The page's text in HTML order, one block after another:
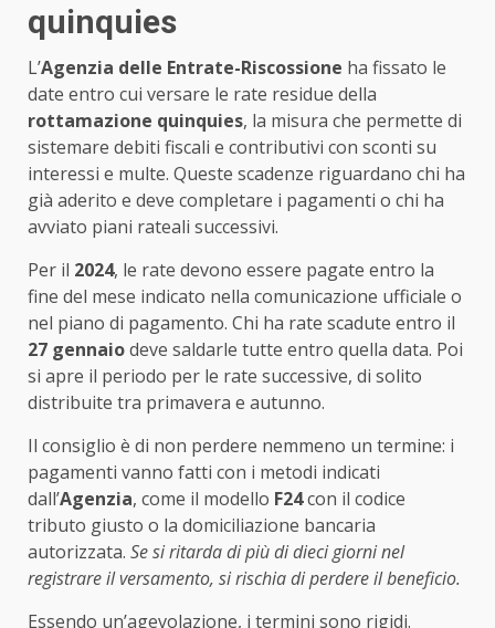
quinquies
L’Agenzia delle Entrate-Riscossione ha fissato le
date entro cui versare le rate residue della
rottamazione quinquies, la misura che permette di
sistemare debiti fiscali e contributivi con sconti su
interessi e multe. Queste scadenze riguardano chi ha
già aderito e deve completare i pagamenti o chi ha
avviato piani rateali successivi.
Per il 2024, le rate devono essere pagate entro la
fine del mese indicato nella comunicazione ufficiale o
nel piano di pagamento. Chi ha rate scadute entro il
27 gennaiodeve saldarle tutte entro quella data. Poi
si apre il periodo per le rate successive, di solito
distribuite tra primavera e autunno.
Il consiglio è di non perdere nemmeno un termine: i
pagamenti vanno fatti con i metodi indicati
dall’Agenzia, come il modello F24con il codice
tributo giusto o la domiciliazione bancaria
autorizzata. Se si ritarda di più di dieci giorni nel
registrare il versamento, si rischia di perdere il beneficio.
Essendo un’agevolazione, i termini sono rigidi.